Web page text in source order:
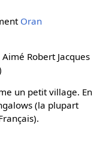
Oran
Robert Jacques
un petit village. En
(la plupart